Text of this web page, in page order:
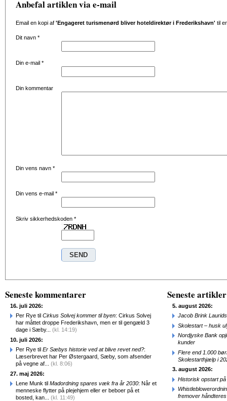
Anbefal artiklen via e-mail
Email en kopi af 'Engageret turismenørd bliver hoteldirektør i Frederikshavn' til
Dit navn *
Din e-mail *
Din kommentar
Din vens navn *
Din vens e-mail *
Skriv sikkerhedskoden *
Seneste kommentarer
16. juli 2026:
Per Rye til Cirkus Solvej kommer til byen: Cirkus Solvej
har måttet droppe Frederikshavn, men er til gengæld 3
dage i Sæby... (kl. 14:19)
10. juli 2026:
Per Rye til Er Sæbys historie ved at blive revet ned?:
Læserbrevet har Per Østergaard, Sæby, som afsender
på vegne af... (kl. 8:06)
27. maj 2026:
Lene Munk til Madordning spares væk fra år 2030: Når et
menneske flytter på plejehjem eller er beboer på et
bosted, kan... (kl. 11:49)
Seneste artikler
5. august 2026:
Jacob Brink
Skolestart – husk
Nordjyske Bank
kunder
Flere end 1.000
Skolestarthjælp i
3. august 2026:
Historisk opstart
fremover